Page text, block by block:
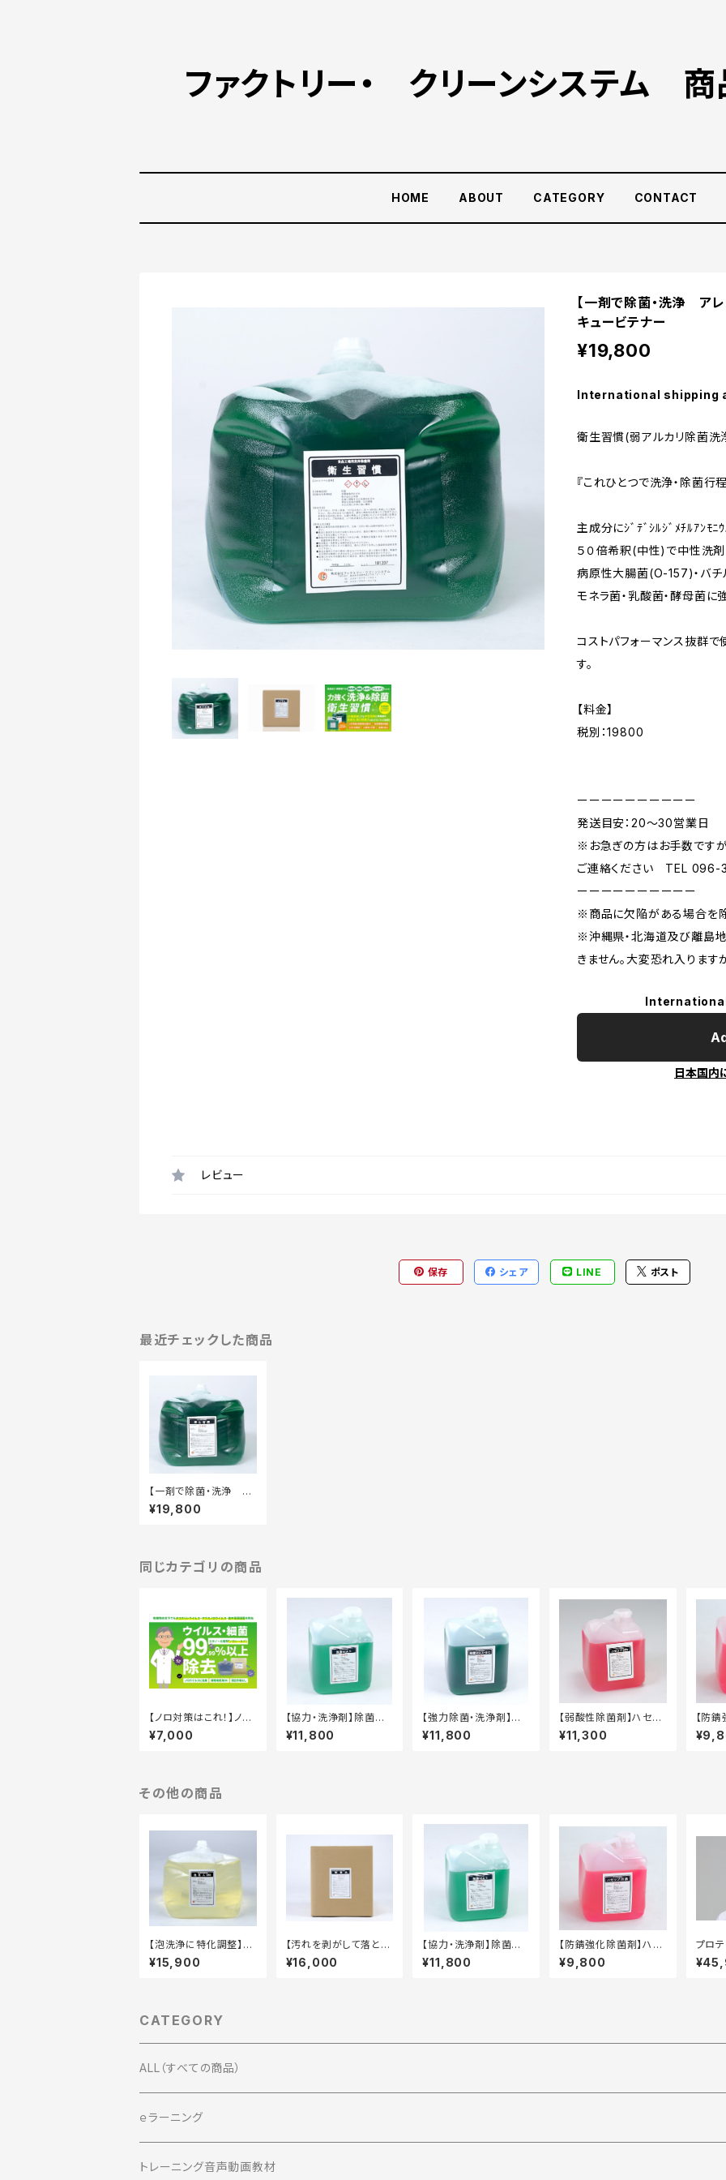
ファクトリー・ クリーンシステム 商
HOME ABOUT CATEGORY CONTACT
【一剤で除菌・洗浄 ア
キュービテナー
¥19,800
International shipping
衛生習慣(弱アルカリ除菌
『これひとつで洗浄・除菌行
主成分にｼﾞﾃﾞｼﾙｼﾞﾒﾁﾙｱﾝﾓﾆｳ
５０倍希釈(中性)で中性洗
病原性大腸菌(O-157)・バチ
モネラ菌・乳酸菌・酵母菌に
コストパフォーマンス抜群
す。
【料金】
税別：19800
ーーーーーーーーーー
発送目安：20～30営業日
※お急ぎの方はお手数です
ご連絡ください TEL 096-
ーーーーーーーーーー
※商品に欠陥がある場合を除
※沖縄県・北海道及び離島
きません。大変恐れ入ります
日本国内
レビュー
保存 シェア LINE ポスト
最近チェックした商品
【一剤で除菌・洗浄 ア
レルゲン対策】衛生習
慣 20kg キュービテ
¥19,800
同じカテゴリの商品
【ノロ対策はこれ！】ノロ
シールド®️ 18kg キュー
ビテナー（20L）×1ケー
¥7,000
【協力・洗浄剤】除菌MA
X 10kg タフテナー
容器
¥11,800
【強力除菌・洗浄剤】除
菌MAX－SC 10kg
タフテナー容器
¥11,800
【弱酸性除菌剤】ハセッ
プ55RV 10kg タフ
テナー容器
¥11,300
【防
ップ
テナー
その他の商品
【泡洗浄に特化調整】泡
名人DXG 20kg キュー
ビテナー
¥15,900
【汚れを剥がして落と
す】除菌洗 20kg 袋
¥16,000
【協力・洗浄剤】除菌MA
X 10kg タフテナー
容器
¥11,800
【防錆強化除菌剤】ハセ
ップ55鉄 10kg タフ
テナー容器
¥9,800
プロ
ースッ
1YM（
CATEGORY
ALL（すべての商品）
洗浄剤・除菌剤
衛生習慣
プロテクール
ｅラーニング
経営者向けコース
トレーニング音声動画教材